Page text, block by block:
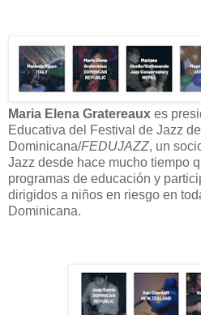
Maria Elena Gratereaux es
Educativa del Festival de Jazz
Dominicana/FEDUJAZZ, un
Jazz desde hace mucho tiempo
programas de educación y
dirigidos a niños en riesgo en
Dominicana.